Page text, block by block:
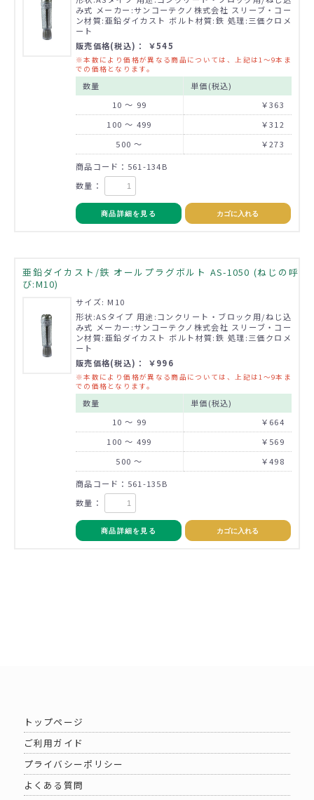
み式 メーカー:サンコーテクノ株式会社 スリーブ・コー
ン材質:亜鉛ダイカスト ボルト材質:鉄 処理:三価クロメ
ート
販売価格(税込)： ￥545
※本数により価格が異なる商品については、上記は1～9本ま
での価格となります。
数量
単価(税込)
10 ～ 99
￥363
100 ～ 499
￥312
500 ～
￥273
商品コード：561-134B
数量：
商品詳細を見る カゴに入れる
亜鉛ダイカスト/鉄 オールプラグボルト AS-1050 (ねじの呼
び:M10)
サイズ: M10
形状:ASタイプ 用途:コンクリート・ブロック用/ねじ込
み式 メーカー:サンコーテクノ株式会社 スリーブ・コー
ン材質:亜鉛ダイカスト ボルト材質:鉄 処理:三価クロメ
ート
販売価格(税込)： ￥996
※本数により価格が異なる商品については、上記は1～9本ま
での価格となります。
数量
単価(税込)
10 ～ 99
￥664
100 ～ 499
￥569
500 ～
￥498
商品コード：561-135B
数量：
商品詳細を見る カゴに入れる
トップページ
ご利用ガイド
プライバシーポリシー
よくある質問